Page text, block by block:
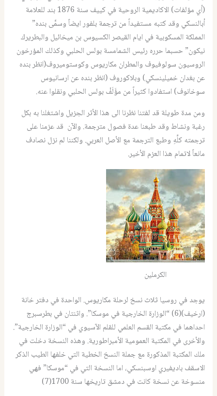
(أي مؤلفات) الاكاديمية الروحية في كييف سنة 1876 بند للعلامة
أبالنسكي وقد كتبه مستفيداً من ترجمة بلفور ايضاً وسمَّى بنده”
المملكة المسكوبية في ايام القيصر الكسيوس بن ميخائيل والبطريرك
نيكون” حسبما حرره رئيس الشمامسة بولس الحلبي وكذلك المؤرخون
الروسيون سولوفيوف والمطران مكاريوس وكوستوميروف(انظر بنده
عن بغدان خميلينسكي) وبلاكوروف (انظر بنده عن ارسانيوس
سوخانوف) استفادوا كثيراً من مؤَلَفْ بولس الحلبي ونقلوا عنه.
ومن مدة طويلة قد لفتنا نظرنا الى هذا الأثر الجزيل واشتغلنا به بكل
رغبة ونشاط وقد طبعنا عدة فصول مترجمة. والآن قد عزمنا على
ترجمته كلِّهِ وطبع الترجمة مع الأصل العربي. ولكننا لم نزل نصادف
مانعاً لاتمام هذا العزم الأخير.
الكرملين
يوجد في روسيا ثلاث نسخ لرحلة مكاريوس. الواحدة في دفتر خانة
(ارخيف)(6) “الوزارة الخارجية في موسكا”. واثنتان في بطرسبرج
احداهما في مكتبة القسم العلمي للقلم الآسيوي في “الوزارة الخارجية”.
والأخرى في المكتبة العمومية الأمبراطورية. وهذه النسخة دخلت في
ملك المكتبة المذكورة مع جملة النسخ الخطية التي خلفها الطيب الذكر
الاسقف باديفيري اوسبنسكي، اما النسخة التي في “موسكا” فهي
منسوخة عن نسخة كانت في دمشق تاريخها سنة 1700(7)